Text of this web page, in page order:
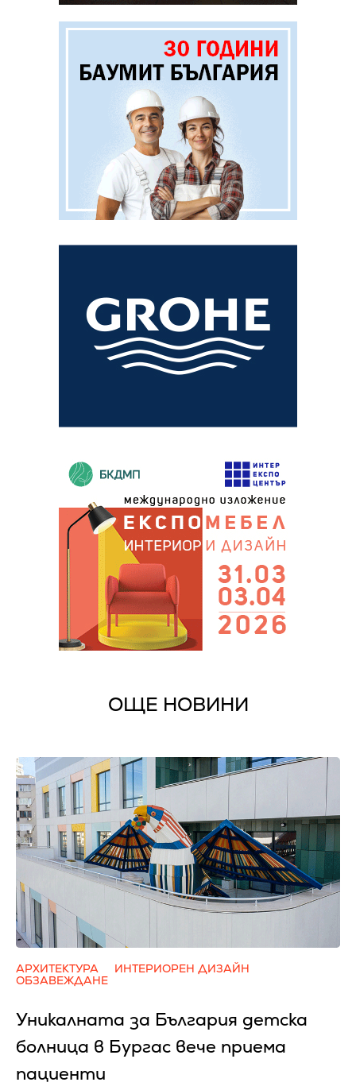
ОЩЕ НОВИНИ
АРХИТЕКТУРА
ИНТЕРИОРЕН ДИЗАЙН
ОБЗАВЕЖДАНЕ
Уникалната за България детска
болница в Бургас вече приема
пациенти